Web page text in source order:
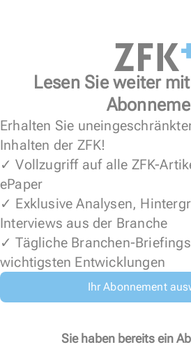
Lesen Sie weiter
Erhalten Sie
Inhalten der ZFK!
✓ Vollzugriff auf alle ZFK-
ePaper
✓ Exklusive Analysen,
Interviews aus der Branche
✓ Tägliche Branchen-
wichtigsten Entwicklungen
Ihr Abonnement
Sie haben bereits ein